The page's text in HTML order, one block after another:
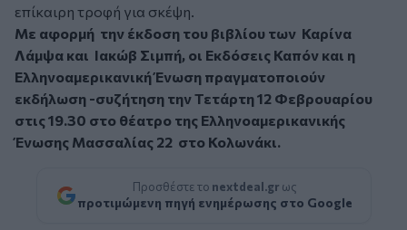
επίκαιρη τροφή για σκέψη.
Με αφορμή την έκδοση του βιβλίου των Καρίνα
Λάμψα και Ιακώβ Σιμπή, οι Εκδόσεις Καπόν και η
Ελληνοαμερικανική Ένωση πραγματοποιούν
εκδήλωση -συζήτηση την Τετάρτη 12 Φεβρουαρίου
στις 19.30 στο θέατρο της Ελληνοαμερικανικής
Ένωσης Μασσαλίας 22 στο Κολωνάκι.
Προσθέστε το nextdeal.gr ως
προτιμώμενη πηγή ενημέρωσης στο Google